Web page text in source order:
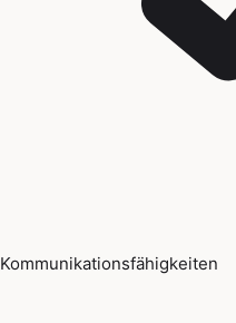
Kommunikationsfähigkeiten